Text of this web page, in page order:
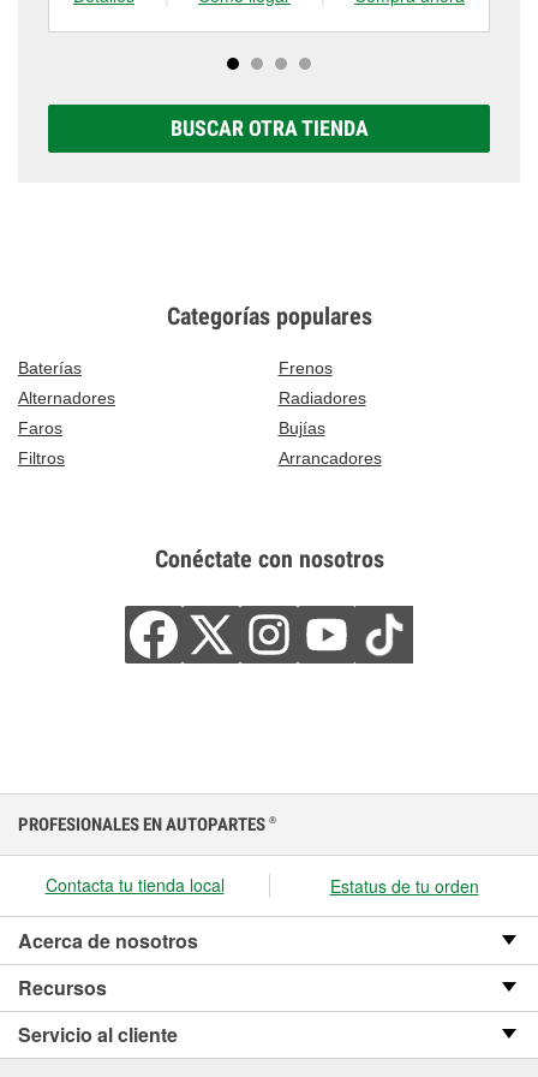
BUSCAR OTRA TIENDA
Categorías populares
Baterías
Frenos
Alternadores
Radiadores
Faros
Bujías
Filtros
Arrancadores
Conéctate con nosotros
PROFESIONALES EN AUTOPARTES ®
Contacta tu tienda local Estatus de tu orden
Acerca de nosotros
Recursos
Servicio al cliente